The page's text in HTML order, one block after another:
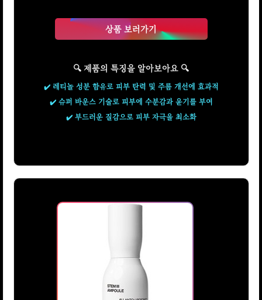
상품 보러가기
🔍 제품의 특징을 알아보아요 🔍
✔️ 레티놀 성분 함유로 피부 탄력 및 주름 개선에 효과적
✔️ 슈퍼 바운스 기술로 피부에 수분감과 윤기를 부여
✔️ 부드러운 질감으로 피부 자극을 최소화